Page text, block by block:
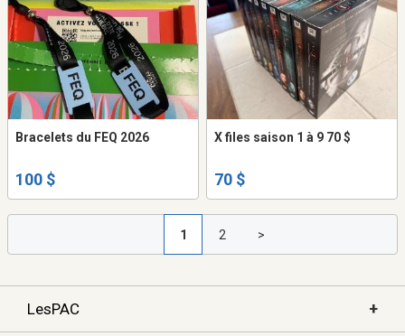
Bracelets du FEQ 2026
100 $
X files saison 1 à 9 70 $
70 $
1 2 >
LesPAC +